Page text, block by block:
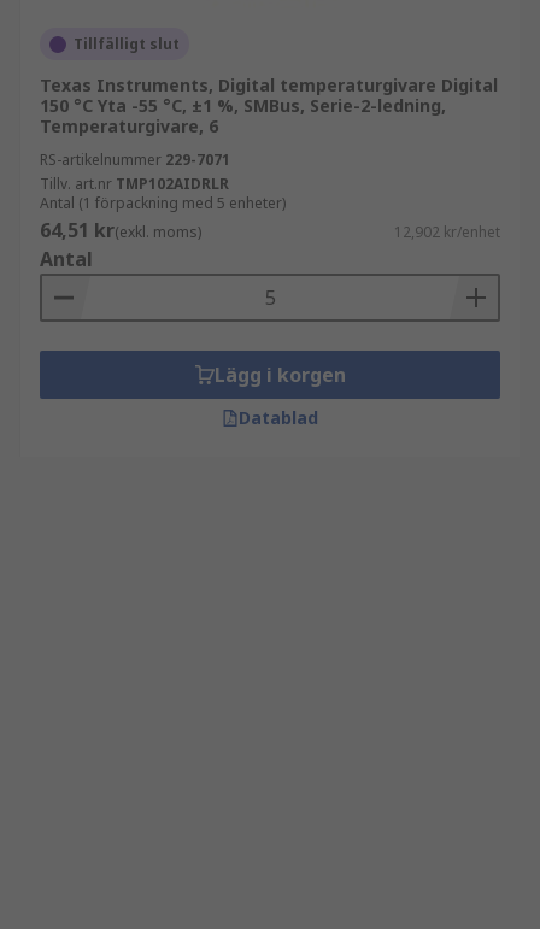
Tillfälligt slut
Texas Instruments, Digital temperaturgivare Digital
150 °C Yta -55 °C, ±1 %, SMBus, Serie-2-ledning,
Temperaturgivare, 6
RS-artikelnummer 229-7071
Tillv. art.nr TMP102AIDRLR
Antal (1 förpackning med 5 enheter)
64,51 kr(exkl. moms) 12,902 kr/enhet
Antal
Lägg i korgen
Datablad